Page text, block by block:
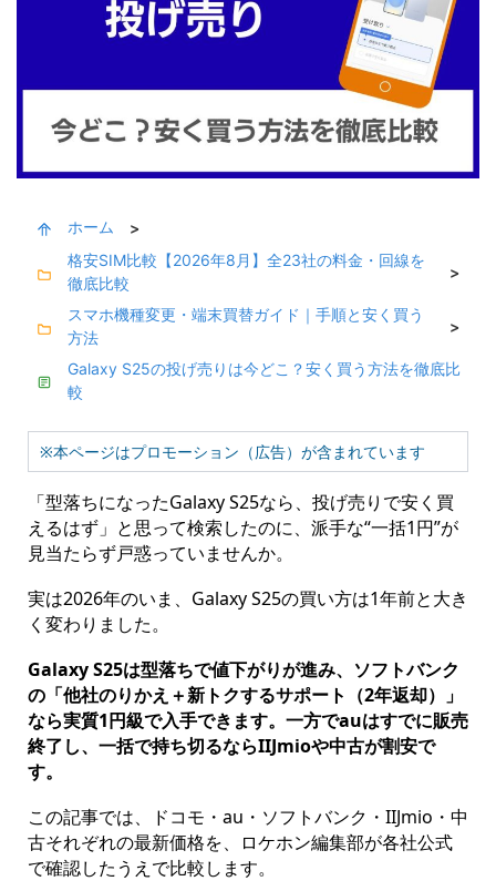
ホーム
>
格安SIM比較【2026年8月】全23社の料金・回線を
徹底比較
>
スマホ機種変更・端末買替ガイド｜手順と安く買う
方法
>
Galaxy S25の投げ売りは今どこ？安く買う方法を徹底比
較
※本ページはプロモーション（広告）が含まれています
「型落ちになったGalaxy S25なら、投げ売りで安く買
えるはず」と思って検索したのに、派手な“一括1円”が
見当たらず戸惑っていませんか。
実は2026年のいま、Galaxy S25の買い方は1年前と大き
く変わりました。
Galaxy S25は型落ちで値下がりが進み、ソフトバンク
の「他社のりかえ＋新トクするサポート（2年返却）」
なら実質1円級で入手できます。一方でauはすでに販売
終了し、一括で持ち切るならIIJmioや中古が割安で
す。
この記事では、ドコモ・au・ソフトバンク・IIJmio・中
古それぞれの最新価格を、ロケホン編集部が各社公式
で確認したうえで比較します。